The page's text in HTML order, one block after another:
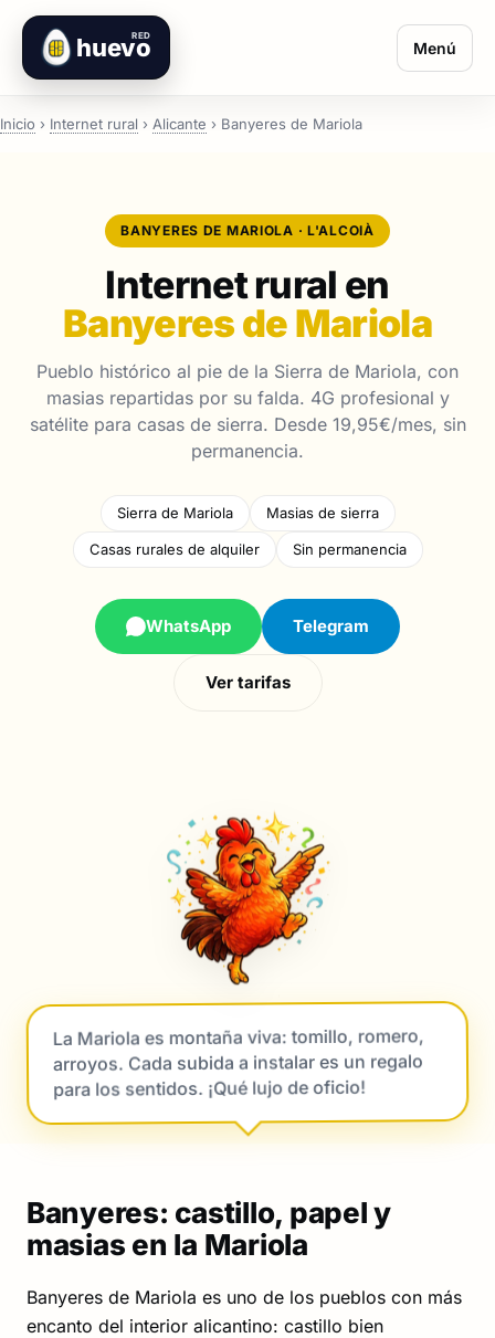
RED
huevo Menú
Inicio › Internet rural › Alicante › Banyeres de Mariola
BANYERES DE MARIOLA · L'ALCOIÀ
Internet rural en
Banyeres de Mariola
Pueblo histórico al pie de la Sierra de Mariola, con
masias repartidas por su falda. 4G profesional y
satélite para casas de sierra. Desde 19,95€/mes, sin
permanencia.
Sierra de Mariola Masias de sierra
Casas rurales de alquiler Sin permanencia
WhatsApp Telegram
Ver tarifas
La Mariola es montaña viva: tomillo, romero,
arroyos. Cada subida a instalar es un regalo
para los sentidos. ¡Qué lujo de oficio!
Banyeres: castillo, papel y
masias en la Mariola
Banyeres de Mariola es uno de los pueblos con más
encanto del interior alicantino: castillo bien